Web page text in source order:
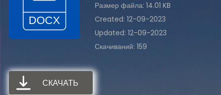
Размер файла: 14.01 KB
Created: 12-09-2023
Updated: 12-09-2023
Скачиваний: 159
СКАЧАТЬ